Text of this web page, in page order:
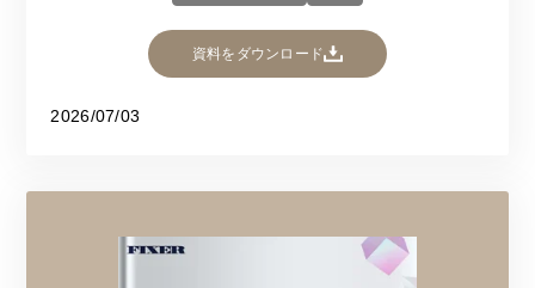
資料をダウンロード
2026/07/03